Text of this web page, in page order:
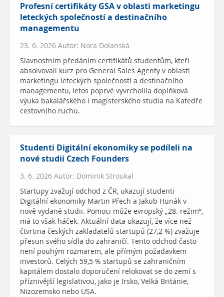
Profesní certifikáty GSA v oblasti marketingu
leteckých společností a destinačního
managementu
23. 6. 2026 Autor: Nora Dolanská
Slavnostním předáním certifikátů studentům, kteří
absolvovali kurz pro General Sales Agenty v oblasti
marketingu leteckých společností a destinačního
managementu, letos poprvé vyvrcholila doplňková
výuka bakalářského i magisterského studia na Katedře
cestovního ruchu.
Studenti Digitální ekonomiky se podíleli na
nové studii Czech Founders
3. 6. 2026 Autor: Dominik Stroukal
Startupy zvažují odchod z ČR, ukazují studenti
Digitální ekonomiky Martin Přech a Jakub Hunák v
nově vydané studii. Pomoci může evropský „28. režim“,
má to však háček. Aktuální data ukazují, že více než
čtvrtina českých zakladatelů startupů (27,2 %) zvažuje
přesun svého sídla do zahraničí. Tento odchod často
není pouhým rozmarem, ale přímým požadavkem
investorů. Celých 59,5 % startupů se zahraničním
kapitálem dostalo doporučení relokovat se do zemí s
příznivější legislativou, jako je Irsko, Velká Británie,
Nizozemsko nebo USA.